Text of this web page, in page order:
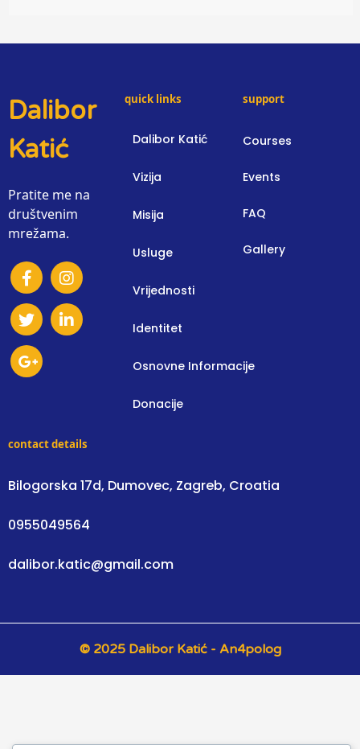
Dalibor
Katić
Pratite me na
društvenim
mrežama.
quick links
Dalibor Katić
Vizija
Misija
Usluge
Vrijednosti
Identitet
Osnovne Informacije
Donacije
support
Courses
Events
FAQ
Gallery
contact details
Bilogorska 17d, Dumovec, Zagreb, Croatia
0955049564
dalibor.katic@gmail.com
© 2025 Dalibor Katić - An4polog